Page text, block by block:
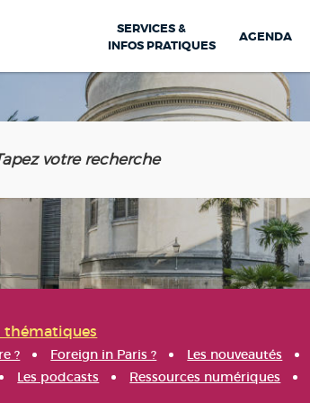
SERVICES &
INFOS PRATIQUES
AGENDA
thématiques
? Foreign in Paris ? Les nouveautés
Les podcasts Ressources numériques